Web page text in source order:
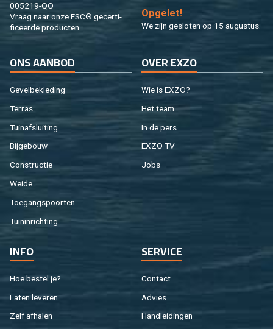
005219-QO
Vraag naar onze FSC® ge­cer­ti­
fi­ceer­de pro­duc­ten.
Op­ge­let!
We zijn ge­slo­ten op 15 au­gus­tus.
ONS AAN­BOD
Ge­vel­be­kle­ding
Ter­ras
Tuin­af­slui­ting
Bij­ge­bouw
Con­struc­tie
Weide
Toe­gangs­poor­ten
Tuin­in­rich­ting
OVER EXZO
Wie is EXZO?
Het team
In de pers
EXZO TV
Jobs
INFO
Hoe be­stel je?
Laten le­ve­ren
Zelf af­ha­len
SER­VI­CE
Con­tact
Ad­vies
Hand­lei­din­gen